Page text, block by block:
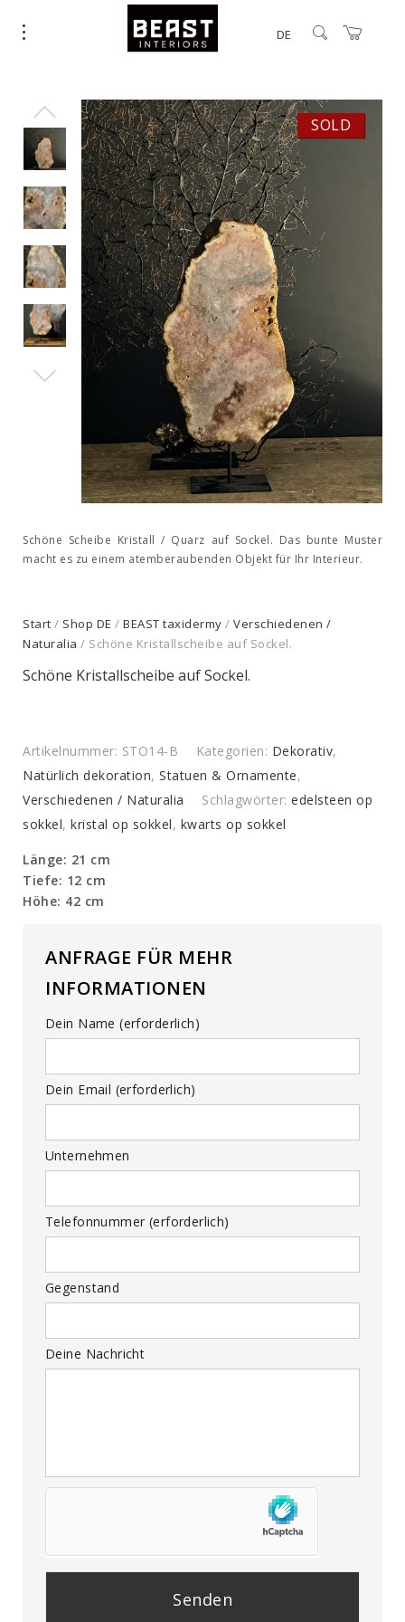
DE
SOLD
Schöne Scheibe Kristall / Quarz auf Sockel. Das bunte Muster
macht es zu einem atemberaubenden Objekt für Ihr Interieur.
Start / Shop DE / BEAST taxidermy / Verschiedenen /
Naturalia / Schöne Kristallscheibe auf Sockel.
Schöne Kristallscheibe auf Sockel.
Artikelnummer: STO14-B Kategorien: Dekorativ,
Natürlich dekoration, Statuen & Ornamente,
Verschiedenen / Naturalia
Schlagwörter: edelsteen op
sokkel, kristal op sokkel, kwarts op sokkel
Länge: 21 cm
Tiefe: 12 cm
Höhe: 42 cm
ANFRAGE FÜR MEHR
INFORMATIONEN
Dein Name (erforderlich)
Dein Email (erforderlich)
Unternehmen
Telefonnummer (erforderlich)
Gegenstand
Deine Nachricht